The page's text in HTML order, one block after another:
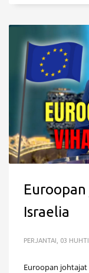
Israelia
PERJANTAI, 03
Euroopan